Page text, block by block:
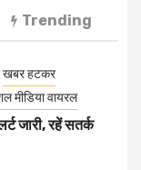
Trending
खबर हटकर
मीडिया वायरल
जारी, रहें सतर्क